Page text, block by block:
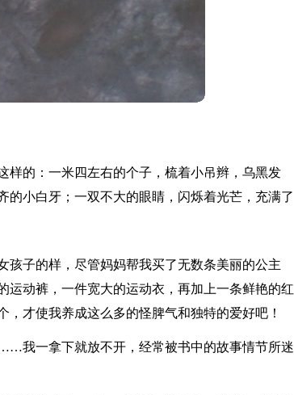
样的：一米四左右的个子，梳着小吊辫，乌黑发
小白牙；一双不大的眼睛，闪烁着光芒，充满了
孩子的样，尽管妈妈帮我买了无数条美丽的公主
运动裤，一件宽大的运动衣，再加上一条鲜艳的红
才使我养成这么多的怪脾气和独特的爱好吧！
我一拿下就放不开，经常被书中的故事情节所迷